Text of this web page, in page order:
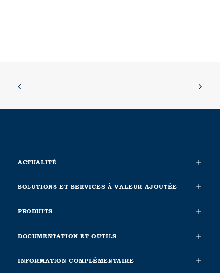
ACTUALITÉ
SOLUTIONS ET SERVICES À VALEUR AJOUTÉE
PRODUITS
DOCUMENTATION ET OUTILS
INFORMATION COMPLÉMENTAIRE